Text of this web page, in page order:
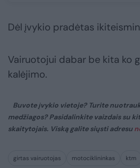
Dėl įvykio pradėtas
Vairuotojui dabar be kita ko
kalėjimo.
Buvote įvykio vietoje? Turite
medžiagos? Pasidalinkite vaizdais su
skaitytojais. Viską galite siųsti adresu
girtas vairuotojas motociklininkas ktm